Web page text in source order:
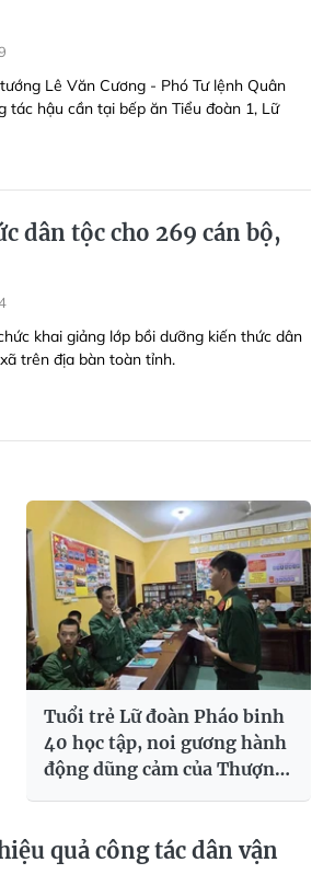
Lê Văn Cương - Phó Tư lệnh Quân
tác hậu cần tại bếp ăn Tiểu đoàn 1, Lữ
dân tộc cho 269 cán bộ,
khai giảng lớp bồi dưỡng kiến thức dân
trên địa bàn toàn tỉnh.
Tuổi trẻ Lữ đoàn Pháo binh
40 học tập, noi gương hành
động dũng cảm của Thượng
sĩ Kpă Thiêp
quả công tác dân vận